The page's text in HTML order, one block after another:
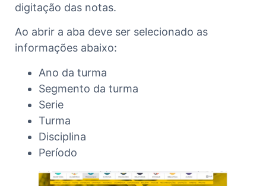
digitação das notas.
Ao abrir a aba deve ser selecionado as
informações abaixo:
Ano da turma
Segmento da turma
Serie
Turma
Disciplina
Período